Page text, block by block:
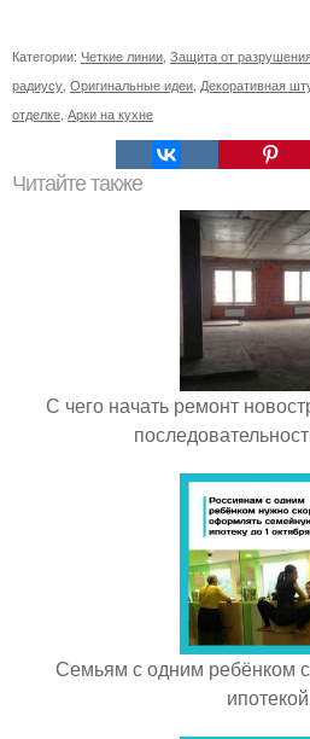
Категории: Четкие линии, Защита от
радиусу, Оригинальные идеи, Декоративная
отделке, Арки на кухне
Читайте также
С чего начать ремонт
Семьям с одним ребёнком